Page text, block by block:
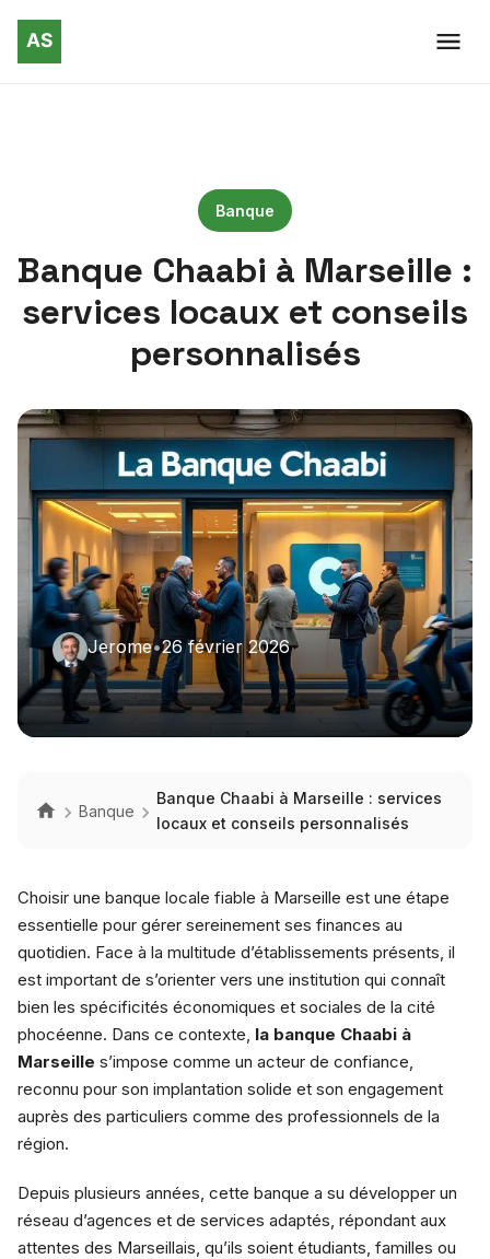
Banque
Banque Chaabi à Marseille :
services locaux et conseils
personnalisés
Jerome•26 février 2026
Banque
Banque Chaabi à Marseille : services
locaux et conseils personnalisés
Choisir une banque locale fiable à Marseille est une étape
essentielle pour gérer sereinement ses finances au
quotidien. Face à la multitude d’établissements présents, il
est important de s’orienter vers une institution qui connaît
bien les spécificités économiques et sociales de la cité
phocéenne. Dans ce contexte, la banque Chaabi à
Marseille s’impose comme un acteur de confiance,
reconnu pour son implantation solide et son engagement
auprès des particuliers comme des professionnels de la
région.
Depuis plusieurs années, cette banque a su développer un
réseau d’agences et de services adaptés, répondant aux
attentes des Marseillais, qu’ils soient étudiants, familles ou